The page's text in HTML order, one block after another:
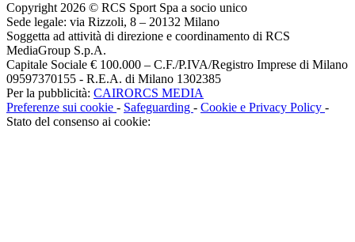
Copyright 2026 © RCS Sport Spa a socio unico
Sede legale: via Rizzoli, 8 – 20132 Milano
Soggetta ad attività di direzione e coordinamento di RCS
MediaGroup S.p.A.
Capitale Sociale € 100.000 – C.F./P.IVA/Registro Imprese di Milano
09597370155 - R.E.A. di Milano 1302385
Per la pubblicità: CAIRORCS MEDIA
Preferenze sui cookie - Safeguarding - Cookie e Privacy Policy -
Stato del consenso ai cookie: